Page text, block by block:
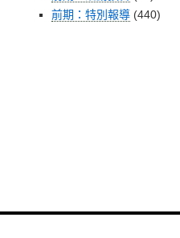
前期：特別報導 (440)